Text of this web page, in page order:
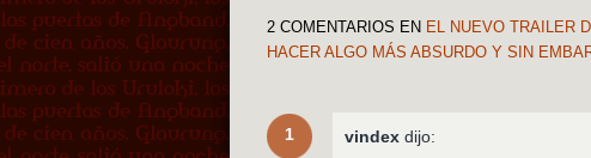
2 COMENTARIOS EN EL NUEVO TRAILER
HACER ALGO MÁS ABSURDO Y SIN
1 vindex dijo: